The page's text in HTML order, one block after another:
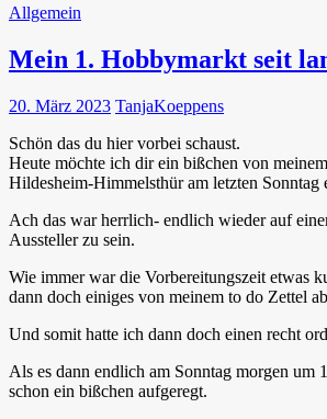
Allgemein
Mein 1. Hobbymarkt seit
20. März 2023 TanjaKoeppens
Schön das du hier vorbei schaust.
Heute möchte ich dir ein bißchen von
Hildesheim-Himmelsthür am letzten Sonntag
Ach das war herrlich- endlich wieder auf
Aussteller zu sein.
Wie immer war die Vorbereitungszeit etwas
dann doch einiges von meinem to do Zettel
Und somit hatte ich dann doch einen recht
Als es dann endlich am Sonntag morgen um
schon ein bißchen aufgeregt.